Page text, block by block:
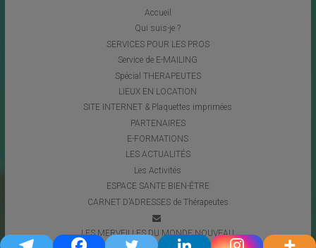
Accueil
Qui suis-je ?
SERVICES POUR LES PROS
Service de E-MAILING
Spécial THERAPEUTES
LIEUX EN LOCATION
SITE INTERNET & Plaquettes imprimées
PARTENAIRES
E-FORMATIONS
LES ACTUALITÉS
Les Activités
ESPACE SANTE BIEN-ÊTRE
CARNET D’ADRESSES de Thérapeutes
LES MERVEILLES DU MONDE NOUVEAU